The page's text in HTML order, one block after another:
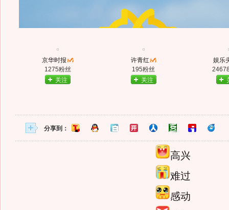
京华时报
1275粉丝
关注
许青红
195粉丝
关注
娱乐
分享到：
高兴
难过
感动